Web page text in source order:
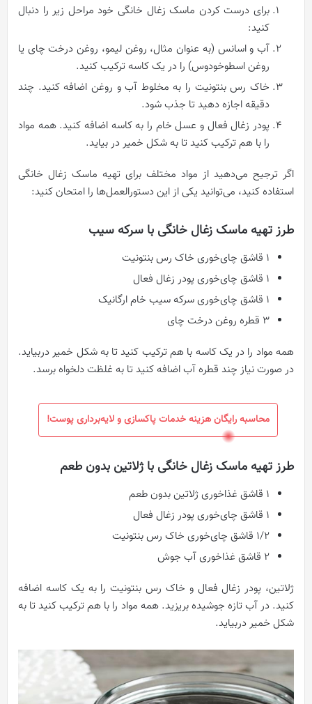
برای درست کردن ماسک زغال خانگی خود مراحل زیر را دنبال
کنید:
آب و اسانس (به عنوان مثال، روغن لیمو، روغن درخت چای یا
روغن اسطوخودوس) را در یک کاسه ترکیب کنید.
خاک رس بنتونیت را به مخلوط آب و روغن اضافه کنید. چند
دقیقه اجازه دهید تا جذب شود.
پودر زغال فعال و عسل خام را به کاسه اضافه کنید. همه مواد
را با هم ترکیب کنید تا به شکل خمیر در بیاید.
اگر ترجیح می‌دهید از مواد مختلف برای تهیه ماسک زغال خانگی
استفاده کنید، می‌توانید یکی از این دستورالعمل‌ها را امتحان کنید:
طرز تهیه ماسک زغال خانگی با سرکه سیب
1 قاشق چای‌خوری خاک رس بنتونیت
1 قاشق چای‌خوری پودر زغال فعال
1 قاشق چای‌خوری سرکه سیب خام ارگانیک
3 قطره روغن درخت چای
همه مواد را در یک کاسه با هم ترکیب کنید تا به شکل خمیر دربیاید.
در صورت نیاز چند قطره آب اضافه کنید تا به غلظت دلخواه برسد.
محاسبه رایگان هزینه خدمات پاکسازی و لایه‌برداری پوست!
طرز تهیه ماسک زغال خانگی با ژلاتین بدون طعم
1 قاشق غذاخوری ژلاتین بدون طعم
1 قاشق چای‌خوری پودر زغال فعال
1/2 قاشق چای‌خوری خاک رس بنتونیت
2 قاشق غذاخوری آب جوش
ژلاتین، پودر زغال فعال و خاک رس بنتونیت را به یک کاسه اضافه
کنید. در آب تازه جوشیده بریزید. همه مواد را با هم ترکیب کنید تا به
شکل خمیر دربیاید.